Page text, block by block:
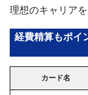
理想のキャリア
経費精算もポイ
カード名